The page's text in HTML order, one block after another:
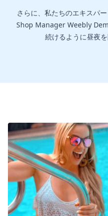
さらに、私たちのエキスパ
Shop Manager Weebly
続けるように昼夜